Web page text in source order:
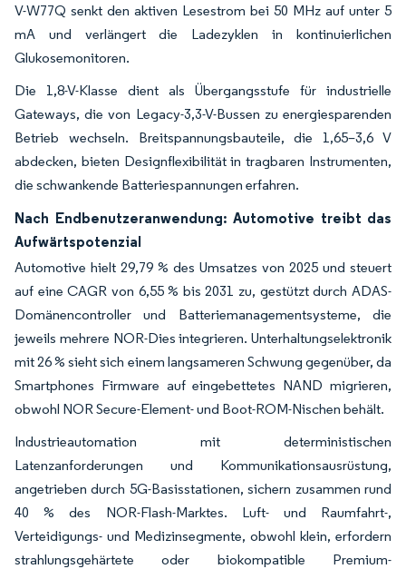
V-W77Q senkt den aktiven Lesestrom bei 50 MHz auf unter 5
mA und verlängert die Ladezyklen in kontinuierlichen
Glukosemonitoren.
Die 1,8-V-Klasse dient als Übergangsstufe für industrielle
Gateways, die von Legacy-3,3-V-Bussen zu energiesparenden
Betrieb wechseln. Breitspannungsbauteile, die 1,65–3,6 V
abdecken, bieten Designflexibilität in tragbaren Instrumenten,
die schwankende Batteriespannungen erfahren.
Nach Endbenutzeranwendung: Automotive treibt das
Aufwärtspotenzial
Automotive hielt 29,79 % des Umsatzes von 2025 und steuert
auf eine CAGR von 6,55 % bis 2031 zu, gestützt durch ADAS-
Domänencontroller und Batteriemanagementsysteme, die
jeweils mehrere NOR-Dies integrieren. Unterhaltungselektronik
mit 26 % sieht sich einem langsameren Schwung gegenüber, da
Smartphones Firmware auf eingebettetes NAND migrieren,
obwohl NOR Secure-Element- und Boot-ROM-Nischen behält.
Industrieautomation mit deterministischen
Latenzanforderungen und Kommunikationsausrüstung,
angetrieben durch 5G-Basisstationen, sichern zusammen rund
40 % des NOR-Flash-Marktes. Luft- und Raumfahrt-,
Verteidigungs- und Medizinsegmente, obwohl klein, erfordern
strahlungsgehärtete oder biokompatible Premium-